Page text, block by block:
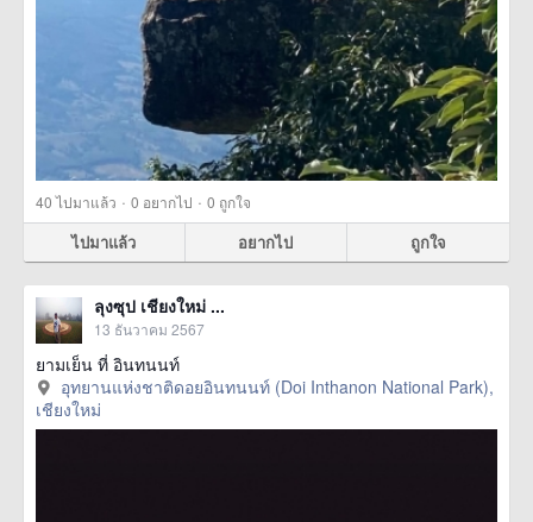
40ไปมาแล้ว · 0 อยากไป · 0 ถูกใจ
ไปมาแล้ว อยากไป ถูกใจ
ลุงซุป เชียงใหม่ ...
13 ธันวาคม 2567
ยามเย็น ที่ อินทนนท์
อุทยานแห่งชาติดอยอินทนนท์ (Doi Inthanon National Park),
เชียงใหม่